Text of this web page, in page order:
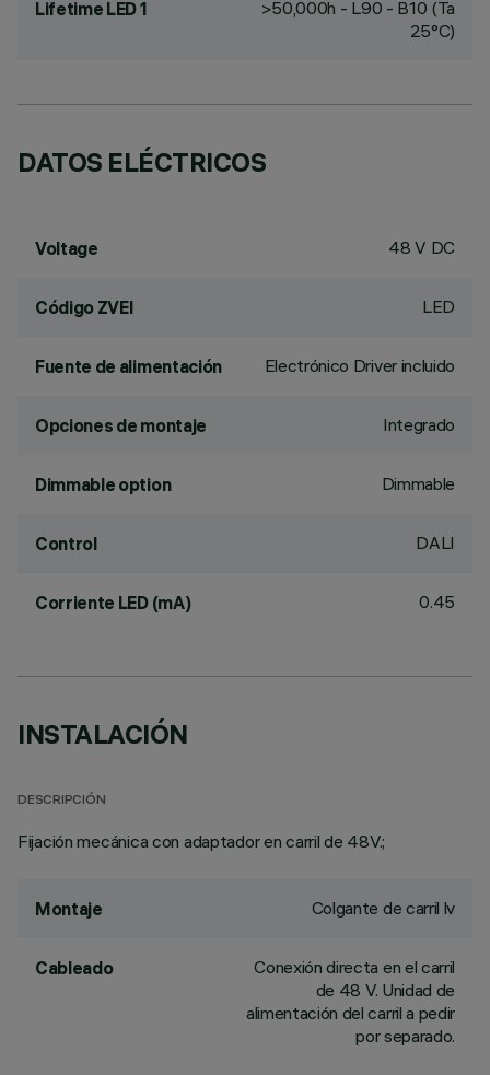
Lifetime LED 1
>50,000h - L90 - B10 (Ta
25°C)
DATOS ELÉCTRICOS
Voltage 48 V DC
Código ZVEI LED
Fuente de alimentación Electrónico Driver incluido
Opciones de montaje Integrado
Dimmable option Dimmable
Control DALI
Corriente LED (mA) 0.45
INSTALACIÓN
DESCRIPCIÓN
Fijación mecánica con adaptador en carril de 48V.;
Montaje Colgante de carril lv
Cableado
Conexión directa en el carril
de 48 V. Unidad de
alimentación del carril a pedir
por separado.